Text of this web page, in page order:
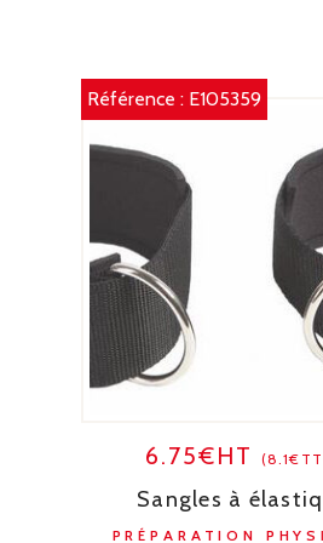
Référence : E105359
6.75€HT
Sangles à
PRÉPARATION